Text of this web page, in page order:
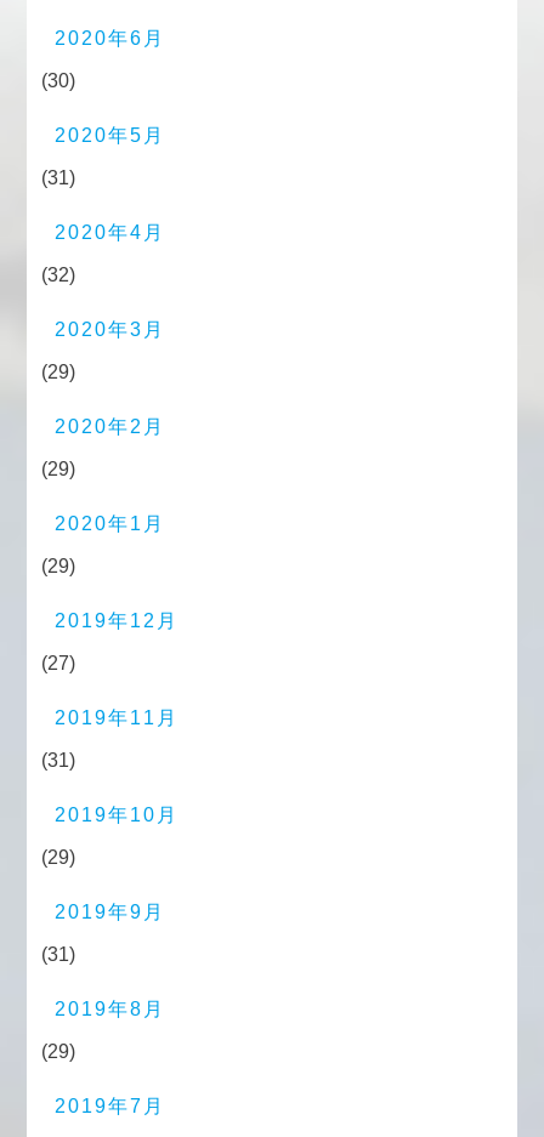
2020年6月
(30)
2020年5月
(31)
2020年4月
(32)
2020年3月
(29)
2020年2月
(29)
2020年1月
(29)
2019年12月
(27)
2019年11月
(31)
2019年10月
(29)
2019年9月
(31)
2019年8月
(29)
2019年7月